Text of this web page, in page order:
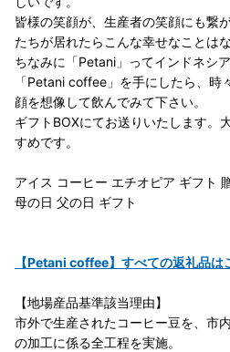
皆様の笑顔が、生産者の笑顔にも繋
たちが居れたらこんな幸せなことはな
ちなみに「Petani」ってインドネシ
「Petani coffee」を手にしたら、時
顔を想像して飲んでみて下さい。
ギフトBOXにてお送りいたします。
すめです。
アイス コーヒー エチオピア ギフト
母の日 父の日 ギフト
【Petani coffee】すべての返礼品は
【地場産品基準該当理由】
市外で生産されたコーヒー豆を、市
の加工に係る全工程を実施。